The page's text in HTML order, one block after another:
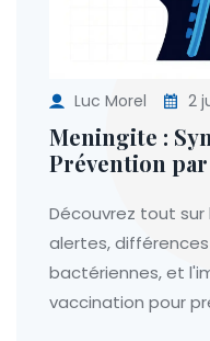
Luc Morel 2
Meningite :
Prévention
Découvrez tout
alertes,
bactériennes, et
vaccination pour